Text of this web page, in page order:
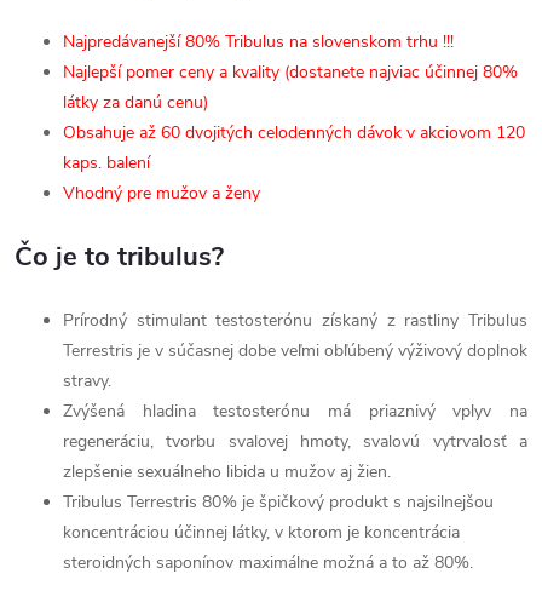
Najpredávanejší 80% Tribulus na slovenskom trhu !!!
Najlepší pomer ceny a kvality (dostanete najviac účinnej 80%
látky za danú cenu)
Obsahuje až 60 dvojitých celodenných dávok v akciovom 120
kaps. balení
Vhodný pre mužov a ženy
Čo je to tribulus?
Prírodný stimulant testosterónu získaný z rastliny Tribulus
Terrestris je v súčasnej dobe veľmi obľúbený výživový doplnok
stravy.
Zvýšená hladina testosterónu má priaznivý vplyv na
regeneráciu, tvorbu svalovej hmoty, svalovú vytrvalosť a
zlepšenie sexuálneho libida u mužov aj žien.
Tribulus Terrestris 80% je špičkový produkt s najsilnejšou
koncentráciou účinnej látky, v ktorom je koncentrácia
steroidných saponínov maximálne možná a to až 80%.